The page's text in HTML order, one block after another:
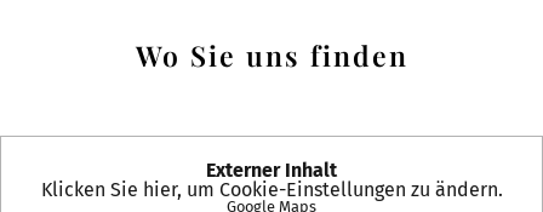
Wo Sie uns finden
Externer Inhalt
Klicken Sie hier, um Cookie-Einstellungen zu ändern.
Google Maps